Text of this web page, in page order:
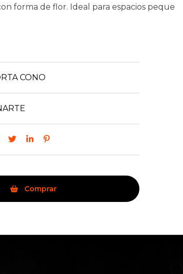
forma de flor. Ideal para espacios peque
CONO
Comprar